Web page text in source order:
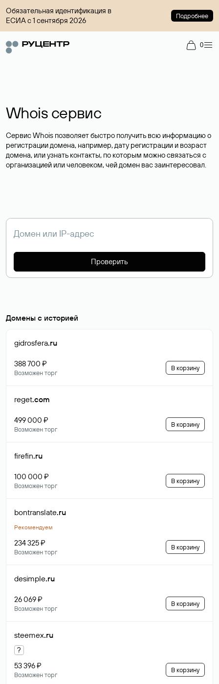
Обязательная идентификация в
ЕСИА с 1 сентября 2026
Подробнее
0
Whois сервис
Сервис Whois позволяет быстро получить всю информацию о
регистрации домена, например, дату регистрации и возраст
домена, или узнать контакты, по которым можно связаться с
организацией или человеком, чей домен вас заинтересовал.
Проверить
Домены с историей
gidrosfera.ru
388 700 ₽
Возможен торг
В корзину
reget.com
499 000 ₽
Возможен торг
В корзину
firefin.ru
100 000 ₽
Возможен торг
В корзину
bontranslate.ru
Рекомендуем
234 325 ₽
Возможен торг
В корзину
desimple.ru
26 069 ₽
Возможен торг
В корзину
steemex.ru
?
53 396 ₽
Возможен торг
В корзину